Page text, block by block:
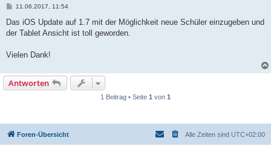
B
i
r
11.06.2017, 11:54
Das iOS Update auf 1.7 mit der Möglichkeit neue Schüler einzugeben und
der Tablet Ansicht ist toll geworden.
Vielen Dank!
Antworten
1 Beitrag • Seite 1 von 1
Foren-Übersicht Alle Zeiten sind UTC+02:00